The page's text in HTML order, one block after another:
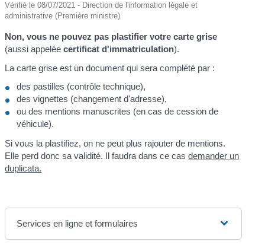
Vérifié le 08/07/2021 - Direction de l'information légale et
administrative (Première ministre)
Non, vous ne pouvez pas plastifier votre carte grise
(aussi appeléecertificat d'immatriculation).
La carte grise est un document qui sera complété par :
des pastilles (contrôle technique),
des vignettes (changement d'adresse),
ou des mentions manuscrites (en cas de cession de
véhicule).
Si vous la plastifiez, on ne peut plus rajouter de mentions.
Elle perd donc sa validité. Il faudra dans ce casdemander un
duplicata.
Services en ligne et formulaires